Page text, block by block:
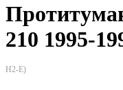
210 1995-
H2-E)